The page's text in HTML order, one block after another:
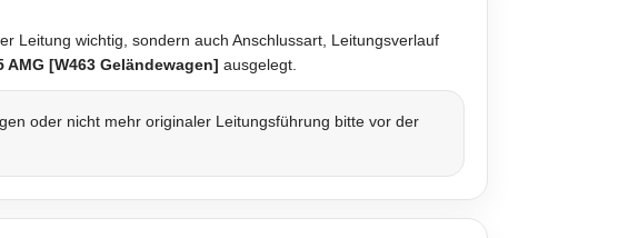
Leitung wichtig, sondern auch Anschlussart, Leitungsverlauf
AMG [W463 Geländewagen] ausgelegt.
oder nicht mehr originaler Leitungsführung bitte vor der